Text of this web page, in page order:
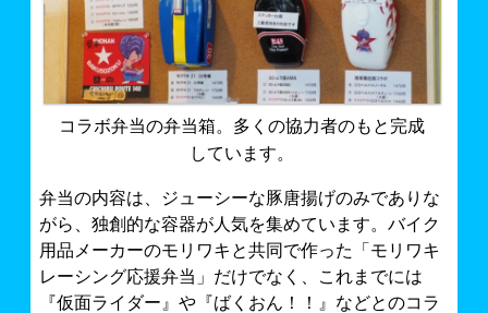
コラボ弁当の弁当箱。多くの協力者のもと完成
しています。
弁当の内容は、ジューシーな豚唐揚げのみでありな
がら、独創的な容器が人気を集めています。バイク
用品メーカーのモリワキと共同で作った「モリワキ
レーシング応援弁当」だけでなく、これまでには
『仮面ライダー』や『ばくおん！！』などとのコラ